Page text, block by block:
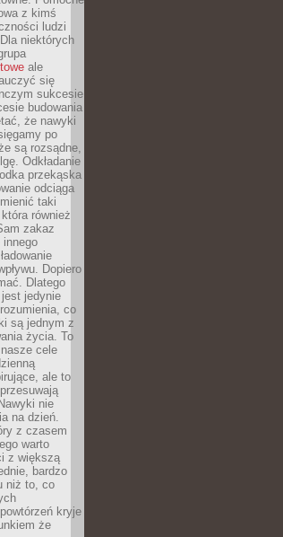
z kimś
ludzi
niektórych
ale
się
sukcesie
budowania
że nawyki
po
są rozsądne,
Odkładanie
przekąska
odciąga
taki
również
zakaz
innego
Dopiero
Dlatego
jedynie
co
są jednym z
życia. To
cele
ale to
nie
na dzień.
z czasem
warto
z większą
bardzo
niż to, co
kryje
że